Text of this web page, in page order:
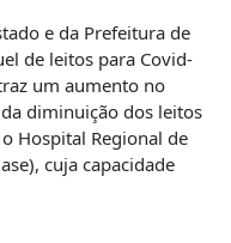
e da Prefeitura de
de leitos para Covid-
um aumento no
diminuição dos leitos
Hospital Regional de
cuja capacidade